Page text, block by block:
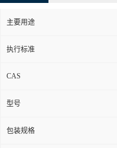
主要用途
执行标准
CAS
型号
包装规格